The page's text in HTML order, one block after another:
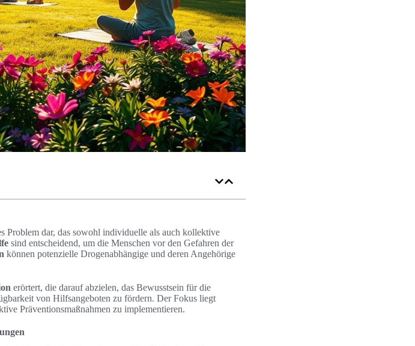
Problem dar, das sowohl individuelle als auch kollektive
sind entscheidend, um die Menschen vor den Gefahren der
können potenzielle Drogenabhängige und deren Angehörige
erörtert, die darauf abzielen, das Bewusstsein für die
von Hilfsangeboten zu fördern. Der Fokus liegt
Präventionsmaßnahmen zu implementieren.